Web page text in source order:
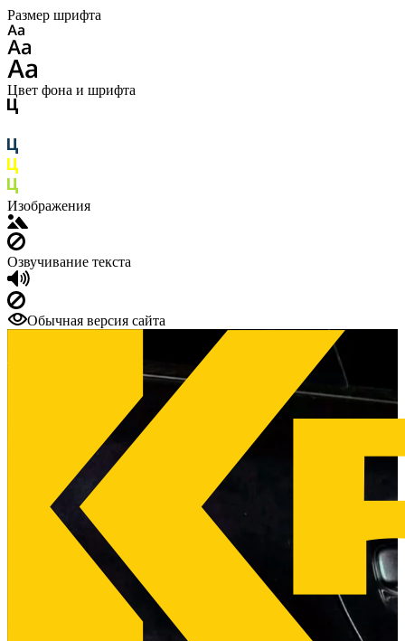
Размер шрифта
Цвет фона и шрифта
Изображения
Озвучивание текста
Обычная версия сайта